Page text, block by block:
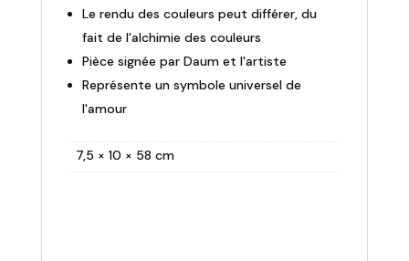
Le rendu des couleurs peut différer, du
fait de l'alchimie des couleurs
Pièce signée par Daum et l'artiste
Représente un symbole universel de
l'amour
7,5 × 10 × 58 cm